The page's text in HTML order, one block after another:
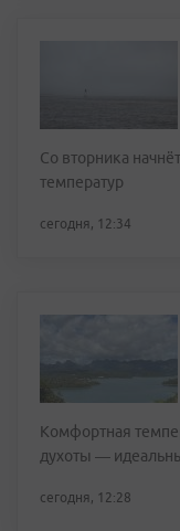
Со вторника
температур
сегодня, 12:34
Комфортная
духоты —
сегодня, 12:28